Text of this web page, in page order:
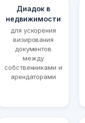
Диадок в
недвижимости
для ускорения
визирования
документов
между
собственниками и
арендаторами